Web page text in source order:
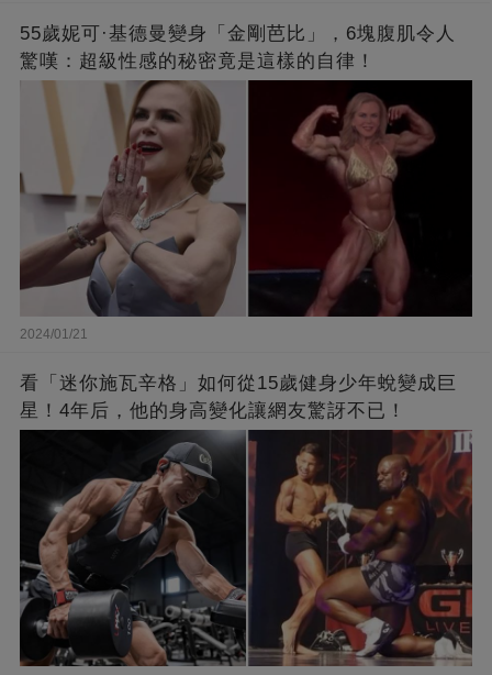
55歲妮可·基德曼變身「金剛芭比」，6塊腹肌令人
驚嘆：超級性感的秘密竟是這樣的自律！
2024/01/21
看「迷你施瓦辛格」如何從15歲健身少年蛻變成巨
星！4年后，他的身高變化讓網友驚訝不已！